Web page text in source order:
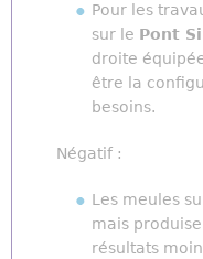
Pour les
sur le Pont
droite
être la
besoins.
Négatif :
Les meules
mais
résultats